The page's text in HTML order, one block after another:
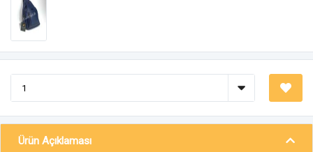
Ürün Açıklaması